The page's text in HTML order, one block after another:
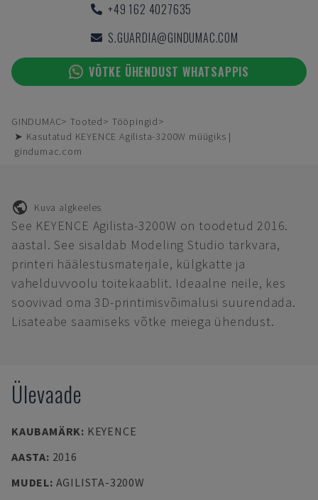
+49 162 4027635
S.GUARDIA@GINDUMAC.COM
VÕTKE ÜHENDUST WHATSAPPIS
GINDUMAC Tooted
Tööpingid
➤ Kasutatud KEYENCE Agilista-3200W müügiks |
gindumac.com
Kuva algkeeles
See KEYENCE Agilista-3200W on toodetud 2016.
aastal. See sisaldab Modeling Studio tarkvara,
printeri häälestusmaterjale, külgkatte ja
vahelduvvoolu toitekaablit. Ideaalne neile, kes
soovivad oma 3D-printimisvõimalusi suurendada.
Lisateabe saamiseks võtke meiega ühendust.
Ülevaade
KAUBAMÄRK: KEYENCE
AASTA: 2016
MUDEL: AGILISTA-3200W